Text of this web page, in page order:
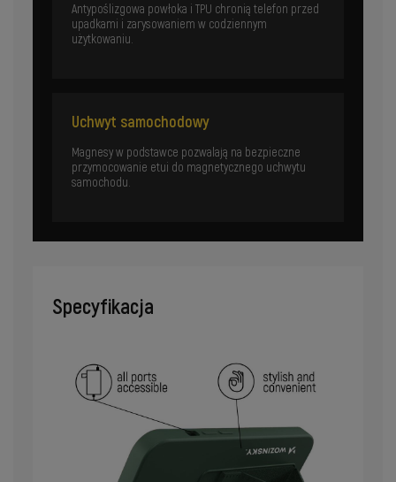
Antypoślizgowa powłoka i TPU chronią telefon przed
upadkami i zarysowaniem w codziennym
użytkowaniu.
Uchwyt samochodowy
Magnesy w podstawce pozwalają na bezpieczne
przymocowanie etui do magnetycznego uchwytu
samochodu.
Specyfikacja